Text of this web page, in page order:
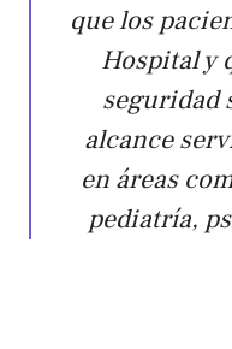
que los
Hospital y
seguridad
alcance
en áreas
pediatría,